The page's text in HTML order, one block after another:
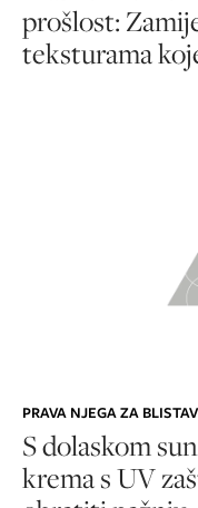
prošlost:
teksturama
PRAVA NJEGA ZA
S dolaskom
krema s UV